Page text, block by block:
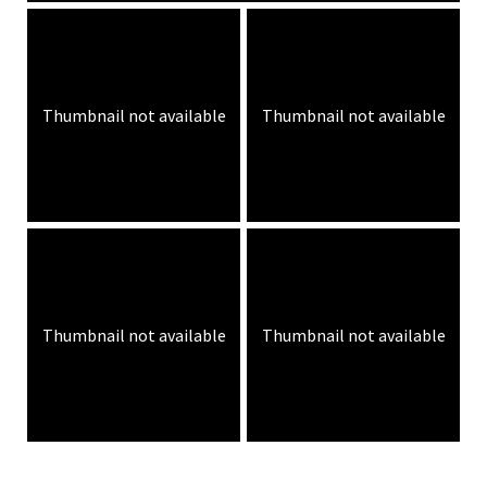
Thumbnail not available Thumbnail not available
Thumbnail not available Thumbnail not available